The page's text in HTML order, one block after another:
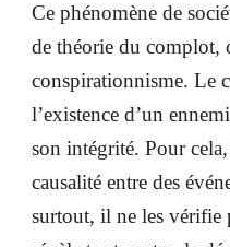
Ce phénomène de
de théorie du complot,
conspirationnisme. Le
l’existence d’un
son intégrité. Pour
causalité entre des
surtout, il ne les vérifie